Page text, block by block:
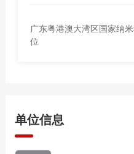
广东粤港澳大湾区国家纳
位
单位信息